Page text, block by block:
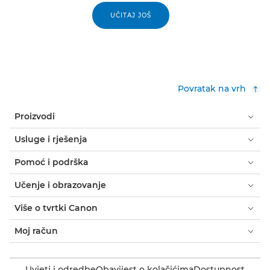
UČITAJ JOŠ
Povratak na vrh
Proizvodi
Usluge i rješenja
Pomoć i podrška
Učenje i obrazovanje
Više o tvrtki Canon
Moj račun